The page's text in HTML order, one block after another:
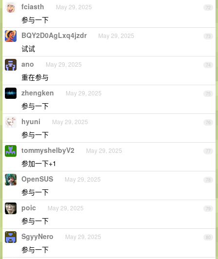
72
fciasth May 29, 2025
参与一下
73
BQY2D0AgLxq4jzdr May 29, 2025
试试
74
ano May 29, 2025
重在参与
75
zhengken May 29, 2025
参与一下
76
hyuni May 29, 2025
参与一下
77
tommyshelbyV2 May 29, 2025
参加一下+1
78
OpenSUS May 29, 2025
参与一下
79
poic May 29, 2025
参与一下
80
SgyyNero May 29, 2025
参与一下